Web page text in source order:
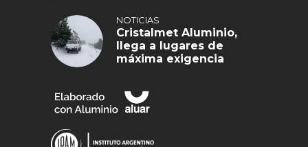
NOTICIAS
Cristalmet Aluminio,
llega a lugares de
máxima exigencia